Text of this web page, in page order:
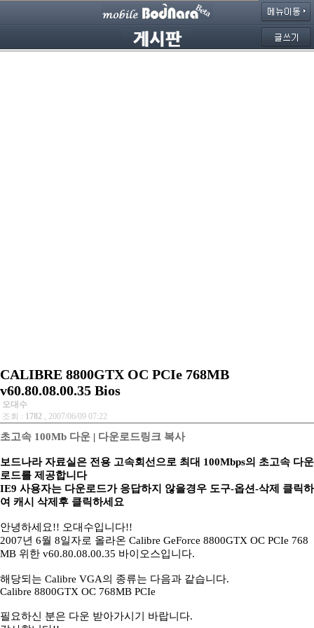
CALIBRE 8800GTX OC PCIe 768MB
v60.80.08.00.35 Bios
오대수
조회 : 1782 , 2007/06/09 07:22
초고속 100Mb 다운 | 다운로드링크 복사
보드나라 자료실은 전용 고속회선으로 최대 100Mbps의 초고속 다운
로드를 제공합니다
IE9 사용자는 다운로드가 응답하지 않을경우 도구-옵션-삭제 클릭하
여 캐시 삭제후 클릭하세요
안녕하세요!! 오대수입니다!!
2007년 6월 8일자로 올라온 Calibre GeForce 8800GTX OC PCIe 768
MB 위한 v60.80.08.00.35 바이오스입니다.
해당되는 Calibre VGA의 종류는 다음과 같습니다.
Calibre 8800GTX OC 768MB PCIe
필요하신 분은 다운 받아가시기 바랍니다.